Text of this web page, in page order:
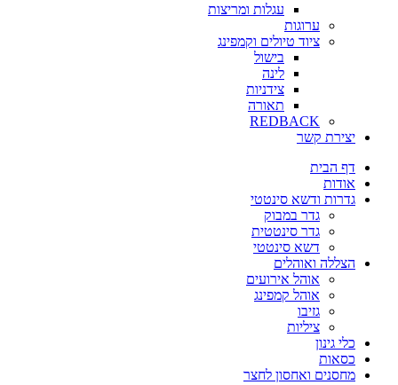
עגלות ומריצות
ערוגות
ציוד טיולים וקמפינג
בישול
לינה
צידניות
תאורה
REDBACK
יצירת קשר
דף הבית
אודות
גדרות ודשא סינטטי
גדר במבוק
גדר סינטטית
דשא סינטטי
הצללה ואוהלים
אוהל אירועים
אוהל קמפינג
גזיבו
ציליות
כלי גינון
כסאות
מחסנים ואחסון לחצר